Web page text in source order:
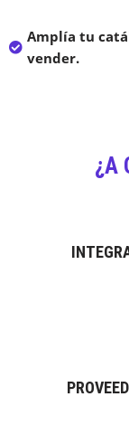
Amplía tu
vender.
¿A